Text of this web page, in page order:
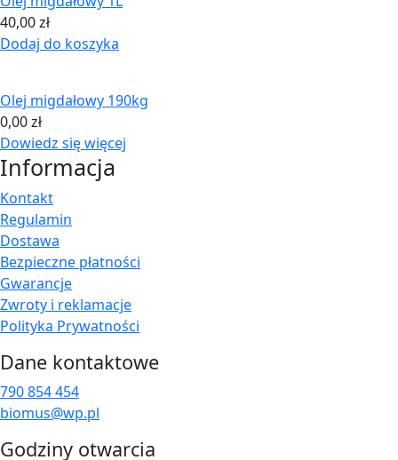
40,00zł
Dodaj do koszyka
Olej migdałowy 190kg
0,00zł
Dowiedz się więcej
Informacja
Kontakt
Regulamin
Dostawa
Bezpieczne płatności
Gwarancje
Zwroty i reklamacje
Polityka Prywatności
Dane kontaktowe
790 854 454
biomus@wp.pl
Godziny otwarcia